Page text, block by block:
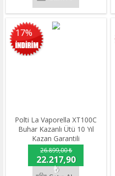
17%
Polti La Vaporella XT100C
Buhar Kazanlı Ütü 10 Yıl
Kazan Garantili
26.899,00 ₺
22.217,90
₺